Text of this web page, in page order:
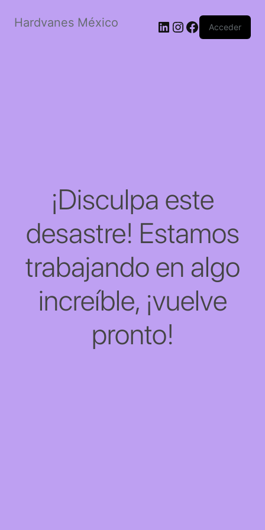
Hardvanes México LinkedIn
Instagram
Facebook
Acceder
¡Disculpa este
desastre! Estamos
trabajando en algo
increíble, ¡vuelve
pronto!